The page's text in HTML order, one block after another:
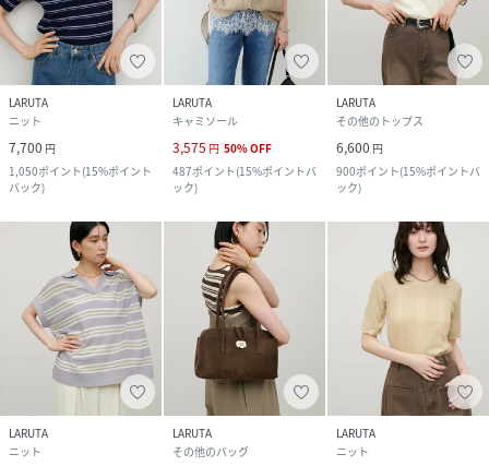
LARUTA
ニット
7,700 円
1,050ポイント(15%ポイント
バック)
LARUTA
キャミソール
3,575 円 50%OFF
487ポイント(15%ポイントバ
ック)
LARUTA
その他のトップス
6,600 円
900ポイント(15%ポイントバ
ック)
LARUTA
ニット
LARUTA
その他のバッグ
LARUTA
ニット